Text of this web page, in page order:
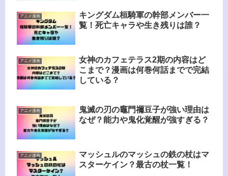
アニメ漫画
キングダム桓騎軍の幹部メンバー一
覧！死亡キャラや生き残りは誰？
アニメ漫画
女神のカフェテラス2期の内容はど
こまで？漫画は何巻何話までで完結
している？
アニメ漫画
鬼滅の刃の竈門禰豆子が強い理由は
なぜ？能力や鬼化覚醒が強すぎる？
アニメ漫画
マッシュルのマッシュの鉄の杖はマ
スターケイン？最古の杖一覧！